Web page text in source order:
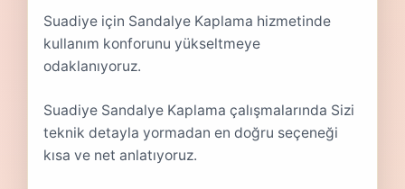
Suadiye için Sandalye Kaplama hizmetinde
kullanım konforunu yükseltmeye
odaklanıyoruz.
Suadiye Sandalye Kaplama çalışmalarında Sizi
teknik detayla yormadan en doğru seçeneği
kısa ve net anlatıyoruz.